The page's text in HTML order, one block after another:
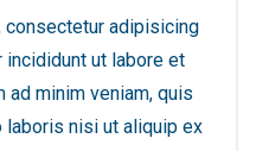
consectetur adipisicing
ut labore et
ad minim veniam, quis
laboris nisi ut aliquip ex